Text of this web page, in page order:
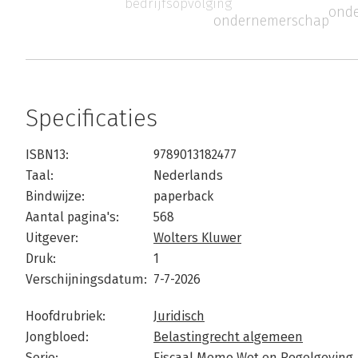
ondernemerschap
bedrijfsopvolging
Specificaties
ISBN13:
9789013182477
Taal:
Nederlands
Bindwijze:
paperback
Aantal pagina's:
568
Uitgever:
Wolters Kluwer
Druk:
1
Verschijningsdatum: 7-7-2026
Hoofdrubriek:
Juridisch
Jongbloed:
Belastingrecht algemeen